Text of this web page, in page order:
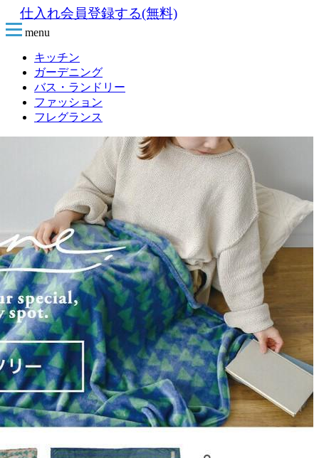
仕入れ会員登録する(無料)
menu
キッチン
ガーデニング
バス・ランドリー
ファッション
フレグランス